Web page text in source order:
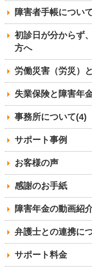
障害者手帳につい
初診日が分からず
方へ
労働災害（労災）
失業保険と障害年
事務所について(4)
サポート事例
お客様の声
感謝のお手紙
障害年金の動画紹
弁護士との連携に
サポート料金